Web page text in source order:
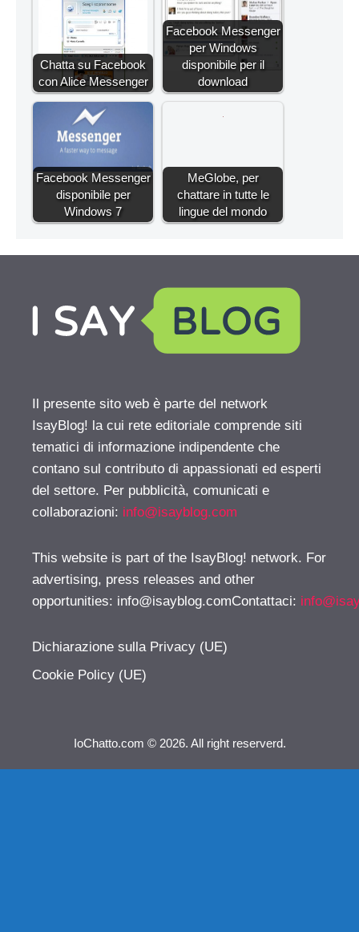
Chatta su Facebook
con Alice Messenger
Facebook Messenger
per Windows
disponibile per il
download
Facebook Messenger
disponibile per
Windows 7
MeGlobe, per
chattare in tutte le
lingue del mondo
Il presente sito web è parte del network
IsayBlog! la cui rete editoriale comprende siti
tematici di informazione indipendente che
contano sul contributo di appassionati ed esperti
del settore. Per pubblicità, comunicati e
collaborazioni: info@isayblog.com
This website is part of the IsayBlog! network. For
advertising, press releases and other
opportunities: info@isayblog.comContattaci:
Dichiarazione sulla Privacy (UE)
Cookie Policy (UE)
IoChatto.com © 2026. All right reserverd.